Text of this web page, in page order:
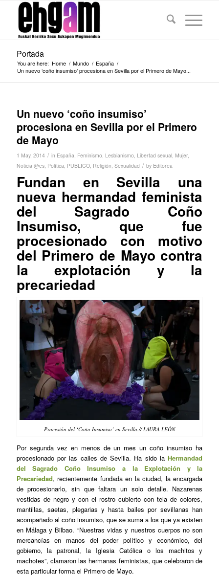
Portada
You are here: Home / Mundo / España /
Un nuevo ‘coño insumiso’ procesiona en Sevilla por el Primero de Mayo...
Un nuevo ‘coño insumiso’
procesiona en Sevilla por el Primero
de Mayo
1 May, 2014 / in España, Feminismo, Lesbianismo, Libertad sexual, Mujer,
Noticia @es, Política, PUBLICO, Religión, Sexualidad / by Editorea
Fundan en Sevilla una
nueva hermandad feminista
del Sagrado Coño
Insumiso, que fue
procesionado con motivo
del Primero de Mayo contra
la explotación y la
precariedad
Procesión del ‘Coño Insumiso’ en Sevilla.// LAURA LEÓN
Por segunda vez en menos de un mes un coño insumiso ha
procesionado por las calles de Sevilla. Ha sido laHermandad
del Sagrado Coño Insumiso a la Explotación y la
Precariedad, recientemente fundada en la ciudad, la encargada
de procesionarlo, sin que faltara un solo detalle. Nazarenas
vestidas de negro y con el rostro cubierto con tela de colores,
mantillas, saetas, plegarias y hasta bailes por sevillanas han
acompañado al coño insumiso, que se suma a los que ya existen
en Málaga y Bilbao. “Nuestras vidas y nuestros cuerpos no son
mercancías en manos del poder político y económico, del
gobierno, la patronal, la Iglesia Católica o los machitos y
machotes”, clamaron las hermanas feministas, que celebraron de
esta particular forma el Primero de Mayo.